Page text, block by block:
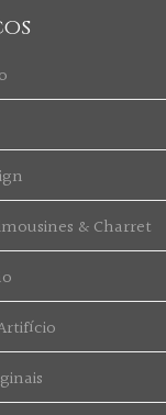
& Charret